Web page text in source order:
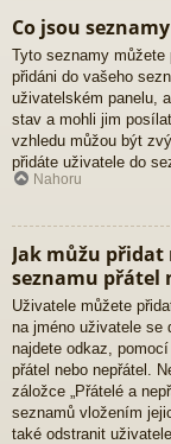
Co jsou
Tyto seznamy
přidáni do vašeho
uživatelském panelu,
stav a mohli jim
vzhledu můžou být
přidáte uživatele do
Nahoru
Jak můžu
seznamu přátel
Uživatele můžete
na jméno uživatele se
najdete odkaz,
přátel nebo nepřátel.
záložce „Přátelé a
seznamů vložením
také odstranit